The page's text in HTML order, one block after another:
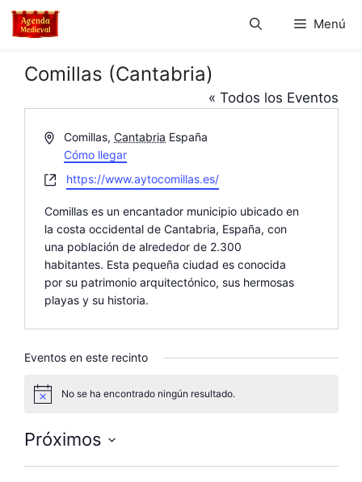
Saltar
Menú
Comillas (Cantabria)
« Todos los Eventos
D
r
e
c
c
i
ó
n
Comillas, Cantabria España
Cómo llegar
W
b
s
i
t
e
https://www.aytocomillas.es/
Comillas es un encantador municipio ubicado en
la costa occidental de Cantabria, España, con
una población de alrededor de 2.300
habitantes. Esta pequeña ciudad es conocida
por su patrimonio arquitectónico, sus hermosas
playas y su historia.
Eventos en este recinto
s
No se ha encontrado ningún resultado.
Próximos
S